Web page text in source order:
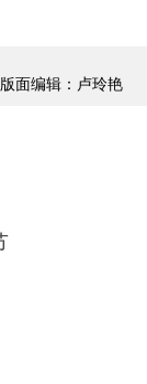
版面编辑：卢玲艳